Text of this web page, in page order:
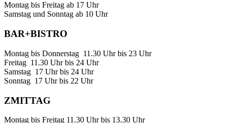
Montag bis Freitag ab 17 Uhr
Samstag und Sonntag ab 10 Uhr
BAR+BISTRO
Montag bis Donnerstag 11.30 Uhr bis 23 Uhr
Freitag 11.30 Uhr bis 24 Uhr
Samstag 17 Uhr bis 24 Uhr
Sonntag 17 Uhr bis 22 Uhr
ZMITTAG
Montag bis Freitag 11.30 Uhr bis 13.30 Uhr